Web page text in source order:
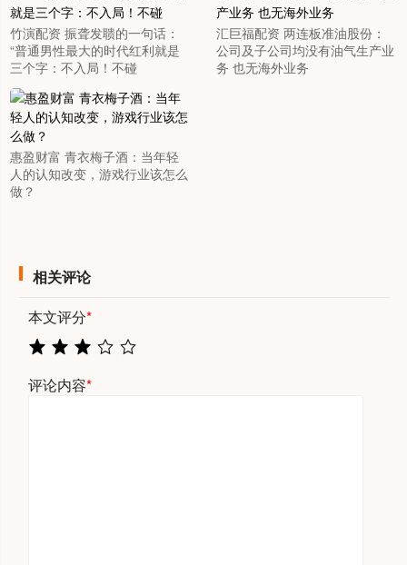
竹演配资 振聋发聩的一句话：
“普通男性最大的时代红利就是
三个字：不入局！不碰
汇巨福配资 两连板准油股份：
公司及子公司均没有油气生产业
务 也无海外业务
惠盈财富 青衣梅子酒：当年轻
人的认知改变，游戏行业该怎么
做？
相关评论
本文评分*
评论内容*